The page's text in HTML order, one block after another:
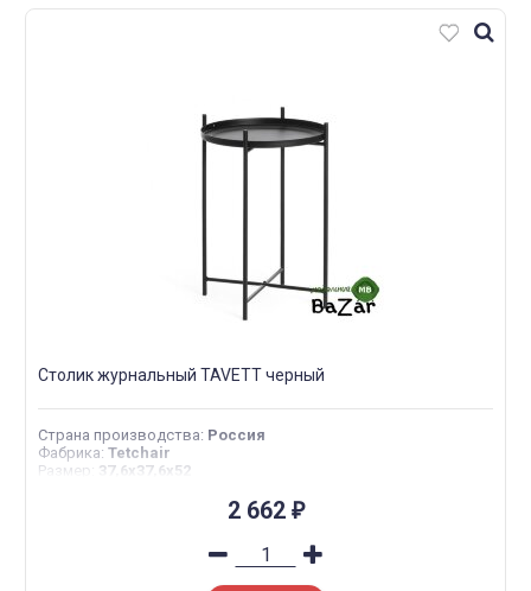
Столик журнальный TAVETT черный
Страна производства: Россия
Фабрика: Tetchair
Размер : 37,6х37,6х52
2 662 ₽